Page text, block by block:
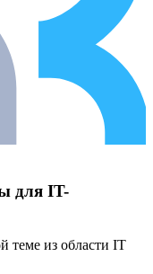
для IT-
теме из области IT